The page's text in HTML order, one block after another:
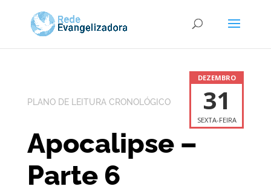
PLANO DE LEITURA CRONOLÓGICO
DEZEMBRO
31
SEXTA-FEIRA
Apocalipse –
Parte 6